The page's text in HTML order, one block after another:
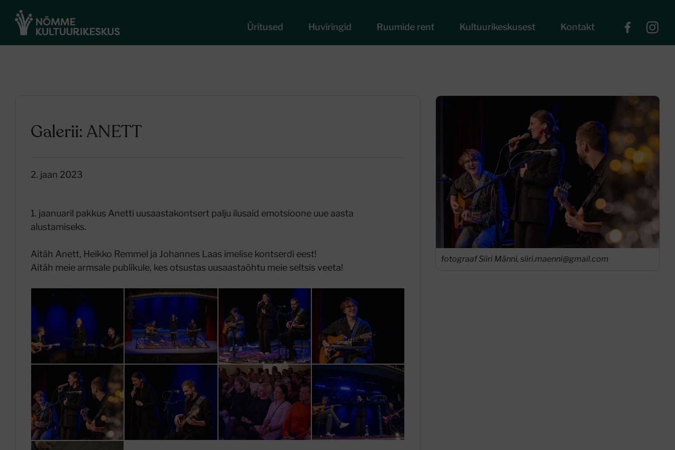
Üritused Huviringid Ruumide rent Kultuurikeskusest Kontakt
Galerii: ANETT
2. jaan 2023
1. jaanuaril pakkus Anetti uusaastakontsert palju ilusaid emotsioone uue aasta
alustamiseks.
Aitäh Anett, Heikko Remmel ja Johannes Laas imelise kontserdi eest!
Aitäh meie armsale publikule, kes otsustas uusaastaõhtu meie seltsis veeta!
fotograaf Siiri Männi, siiri.maenni@gmail.com